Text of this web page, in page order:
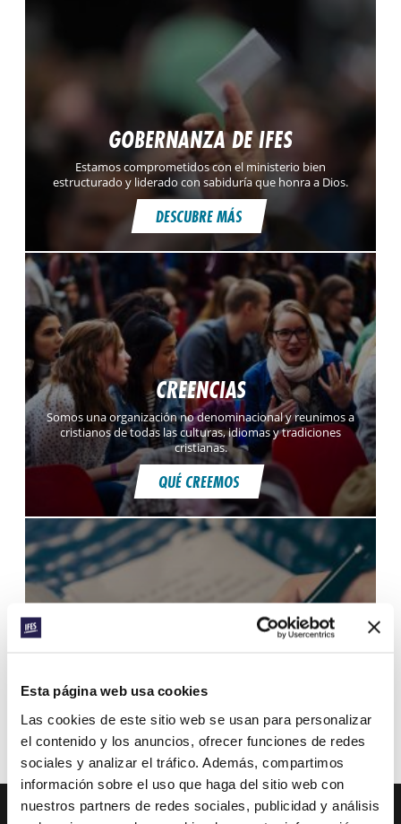
Esta página web usa cookies
Las cookies de este sitio web se usan para personalizar
el contenido y los anuncios, ofrecer funciones de redes
sociales y analizar el tráfico. Además, compartimos
información sobre el uso que haga del sitio web con
nuestros partners de redes sociales, publicidad y análisis
GOBERNANZA DE IFES
Estamos comprometidos con el ministerio bien
estructurado y liderado con sabiduría que honra a Dios.
DESCUBRE MÁS
CREENCIAS
Somos una organización no denominacional y reunimos a
cristianos de todas las culturas, idiomas y tradiciones
cristianas.
QUÉ CREEMOS
CONTACTO
Contacta con IFES
CONTACTA CON IFES